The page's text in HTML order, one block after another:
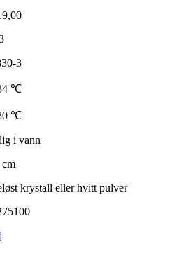
3
℃
℃
i vann
cm
krystall eller hvitt pulver